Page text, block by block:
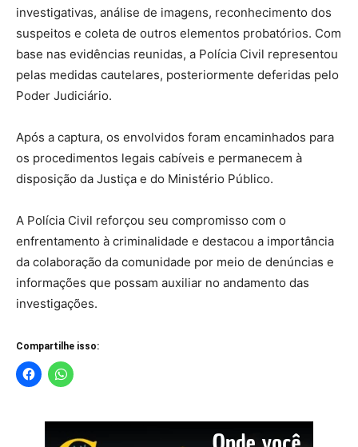
investigativas, análise de imagens, reconhecimento dos
suspeitos e coleta de outros elementos probatórios. Com
base nas evidências reunidas, a Polícia Civil representou
pelas medidas cautelares, posteriormente deferidas pelo
Poder Judiciário.
Após a captura, os envolvidos foram encaminhados para
os procedimentos legais cabíveis e permanecem à
disposição da Justiça e do Ministério Público.
A Polícia Civil reforçou seu compromisso com o
enfrentamento à criminalidade e destacou a importância
da colaboração da comunidade por meio de denúncias e
informações que possam auxiliar no andamento das
investigações.
Compartilhe isso: